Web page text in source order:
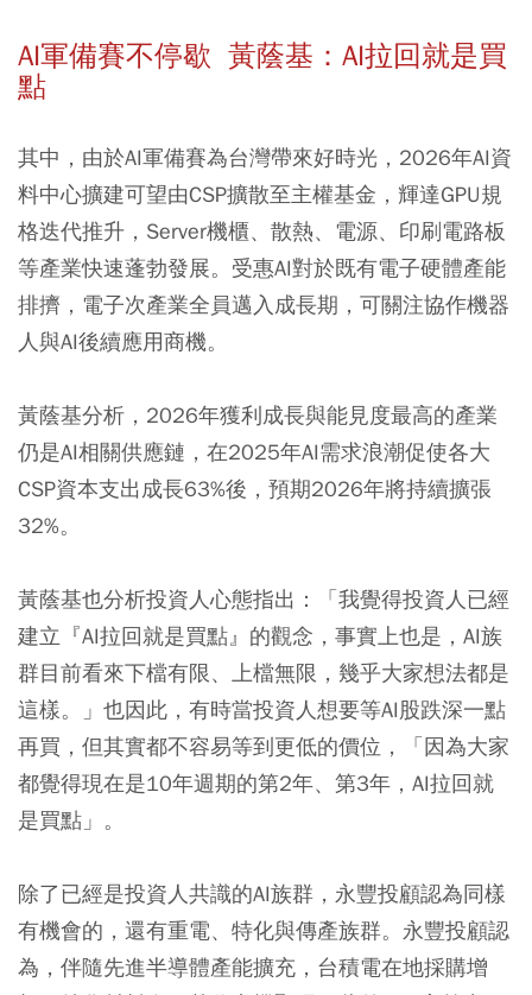
AI軍備賽不停歇 黃蔭基：AI拉回就是買
點
其中，由於AI軍備賽為台灣帶來好時光，2026年AI資
料中心擴建可望由CSP擴散至主權基金，輝達GPU規
格迭代推升，Server機櫃、散熱、電源、印刷電路板
等產業快速蓬勃發展。受惠AI對於既有電子硬體產能
排擠，電子次產業全員邁入成長期，可關注協作機器
人與AI後續應用商機。
黃蔭基分析，2026年獲利成長與能見度最高的產業
仍是AI相關供應鏈，在2025年AI需求浪潮促使各大
CSP資本支出成長63%後，預期2026年將持續擴張
32%。
黃蔭基也分析投資人心態指出：「我覺得投資人已經
建立『AI拉回就是買點』的觀念，事實上也是，AI族
群目前看來下檔有限、上檔無限，幾乎大家想法都是
這樣。」也因此，有時當投資人想要等AI股跌深一點
再買，但其實都不容易等到更低的價位，「因為大家
都覺得現在是10年週期的第2年、第3年，AI拉回就
是買點」。
除了已經是投資人共識的AI族群，永豐投顧認為同樣
有機會的，還有重電、特化與傳產族群。永豐投顧認
為，伴隨先進半導體產能擴充，台積電在地採購增